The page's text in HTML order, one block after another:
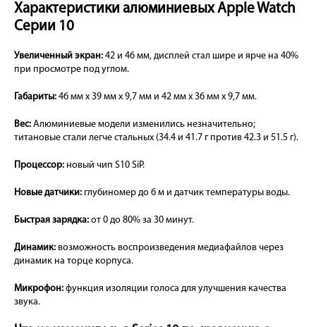
Характеристики алюминиевых Apple Watch
Серии 10
Увеличенный экран: 42 и 46 мм, дисплей стал шире и ярче на 40%
при просмотре под углом.
Габариты: 46 мм x 39 мм x 9,7 мм и 42 мм x 36 мм x 9,7 мм.
Вес: Алюминиевые модели изменились незначительно;
титановые стали легче стальных (34.4 и 41.7 г против 42.3 и 51.5 г).
Процессор: новый чип S10 SiP.
Новые датчики: глубиномер до 6 м и датчик температуры воды.
Быстрая зарядка: от 0 до 80% за 30 минут.
Динамик: возможность воспроизведения медиафайлов через
динамик на торце корпуса.
Микрофон: функция изоляции голоса для улучшения качества
звука.